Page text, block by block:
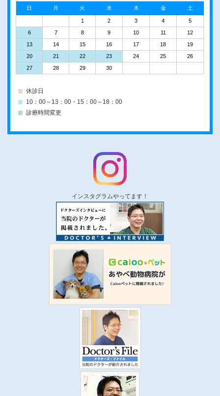
日 月 火 水 木 金 土
1 2 3 4
5
6
7 8 9 10 11
12
13
14 15 16 17 18
19
20
21 22 23 24 25
26
27
28 29 30
休診日
10：00～13：00・15：00～18：00
診療時間変更
インスタグラムやってます！